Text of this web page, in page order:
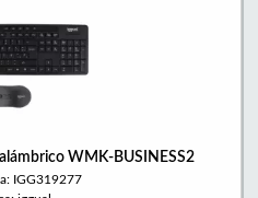
WMK-BUSINESS2
IGG319277